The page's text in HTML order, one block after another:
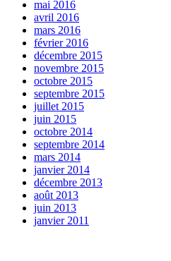
mai 2016
avril 2016
mars 2016
février 2016
décembre 2015
novembre 2015
octobre 2015
septembre 2015
juillet 2015
juin 2015
octobre 2014
septembre 2014
mars 2014
janvier 2014
décembre 2013
août 2013
juin 2013
janvier 2011